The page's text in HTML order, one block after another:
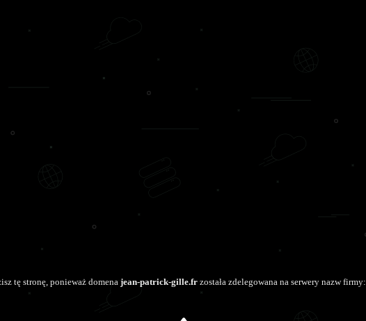
tę stronę, ponieważ domena jean-patrick-gille.fr została zdelegowana na serwery nazw firmy: